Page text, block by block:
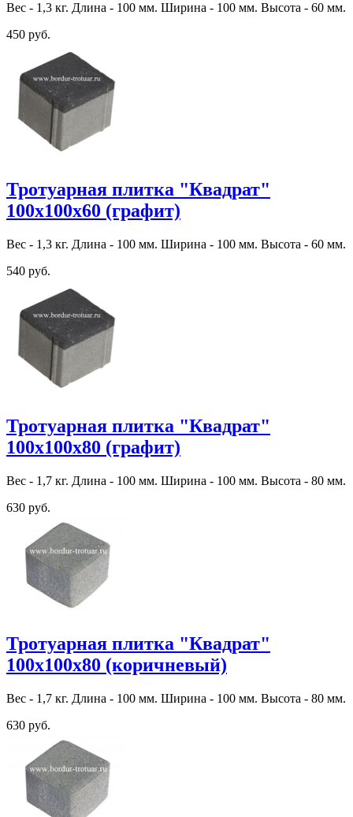
Вес - 1,3 кг. Длина - 100 мм. Ширина - 100 мм. Высота - 60 мм.
450 руб.
Тротуарная плитка "Квадрат"
100х100х60 (графит)
Вес - 1,3 кг. Длина - 100 мм. Ширина - 100 мм. Высота - 60 мм.
540 руб.
Тротуарная плитка "Квадрат"
100х100х80 (графит)
Вес - 1,7 кг. Длина - 100 мм. Ширина - 100 мм. Высота - 80 мм.
630 руб.
Тротуарная плитка "Квадрат"
100х100х80 (коричневый)
Вес - 1,7 кг. Длина - 100 мм. Ширина - 100 мм. Высота - 80 мм.
630 руб.